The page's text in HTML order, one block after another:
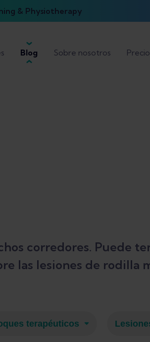
& Physiotherapy
Blog Sobre nosotros
corredores. Puede
las lesiones de rodilla
terapéuticos